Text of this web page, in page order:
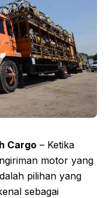
Cargo – Ketika
motor yang
pilihan yang
sebagai